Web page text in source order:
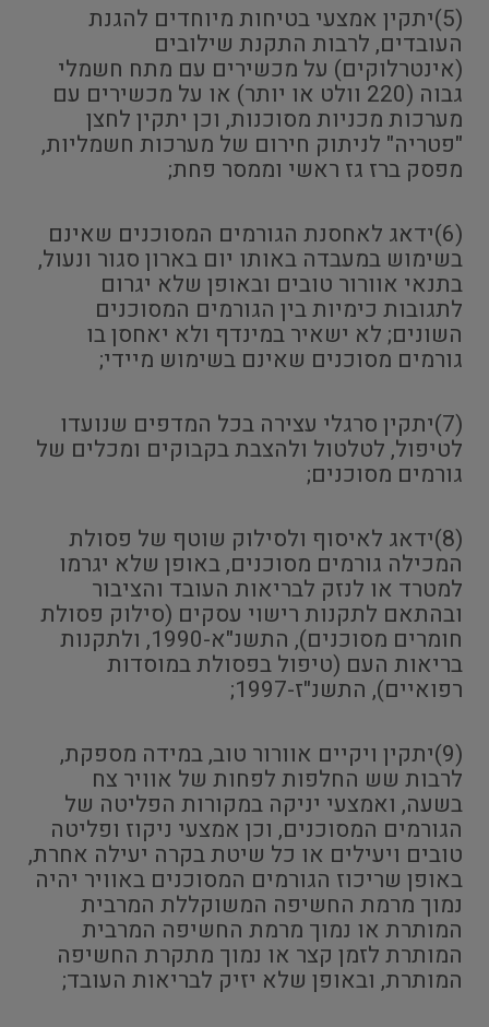
(5)יתקין אמצעי בטיחות מיוחדים להגנת
העובדים, לרבות התקנת שילובים
(אינטרלוקים) על מכשירים עם מתח חשמלי
גבוה (220 וולט או יותר) או על מכשירים עם
מערכות מכניות מסוכנות, וכן יתקין לחצן
"פטריה" לניתוק חירום של מערכות חשמליות,
מפסק ברז גז ראשי וממסר פחת;
(6)ידאג לאחסנת הגורמים המסוכנים שאינם
בשימוש במעבדה באותו יום בארון סגור ונעול,
בתנאי אוורור טובים ובאופן שלא יגרום
לתגובות כימיות בין הגורמים המסוכנים
השונים; לא ישאיר במינדף ולא יאחסן בו
גורמים מסוכנים שאינם בשימוש מיידי;
(7)יתקין סרגלי עצירה בכל המדפים שנועדו
לטיפול, לטלטול ולהצבת בקבוקים ומכלים של
גורמים מסוכנים;
(8)ידאג לאיסוף ולסילוק שוטף של פסולת
המכילה גורמים מסוכנים, באופן שלא יגרמו
למטרד או לנזק לבריאות העובד והציבור
ובהתאם לתקנות רישוי עסקים (סילוק פסולת
חומרים מסוכנים), התשנ"א-1990, ולתקנות
בריאות העם (טיפול בפסולת במוסדות
רפואיים), התשנ"ז-1997;
(9)יתקין ויקיים אוורור טוב, במידה מספקת,
לרבות שש החלפות לפחות של אוויר צח
בשעה, ואמצעי יניקה במקורות הפליטה של
הגורמים המסוכנים, וכן אמצעי ניקוז ופליטה
טובים ויעילים או כל שיטת בקרה יעילה אחרת,
באופן שריכוז הגורמים המסוכנים באוויר יהיה
נמוך מרמת החשיפה המשוקללת המרבית
המותרת או נמוך מרמת החשיפה המרבית
המותרת לזמן קצר או נמוך מתקרת החשיפה
המותרת, ובאופן שלא יזיק לבריאות העובד;